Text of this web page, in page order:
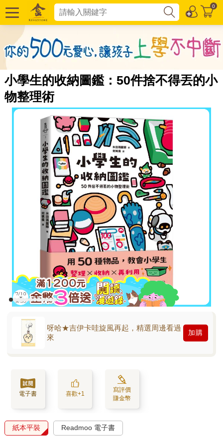
0
小學生的收納圖鑑：50件捨不得丟的小
物整理術
呀哈★吉伊卡哇旋風再起，精選周邊看過
來
加購
電子書 喜歡+1
寫評價
賺金幣
紙本平裝 Readmoo 電子書